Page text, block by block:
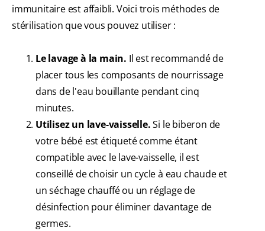
immunitaire est affaibli. Voici trois méthodes de
stérilisation que vous pouvez utiliser :
Le lavage à la main. Il est recommandé de
placer tous les composants de nourrissage
dans de l'eau bouillante pendant cinq
minutes.
Utilisez un lave-vaisselle.Si le biberon de
votre bébé est étiqueté comme étant
compatible avec le lave-vaisselle, il est
conseillé de choisir un cycle à eau chaude et
un séchage chauffé ou un réglage de
désinfection pour éliminer davantage de
germes.